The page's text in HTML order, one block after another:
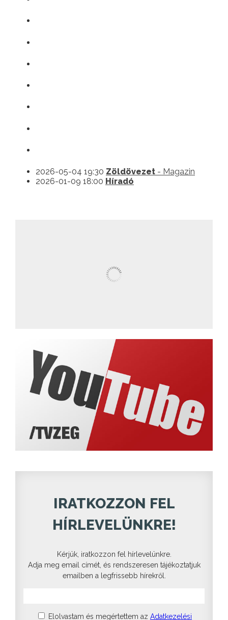
2026-05-04 19:30 Zöldövezet - Magazin
2026-01-09 18:00 Híradó
IRATKOZZON FEL
HÍRLEVELÜNKRE!
Kérjük, iratkozzon fel hírlevelünkre.
Adja meg email címét, és rendszeresen tájékoztatjuk
emailben a legfrissebb hírekről.
Elolvastam és megértettem az Adatkezelési